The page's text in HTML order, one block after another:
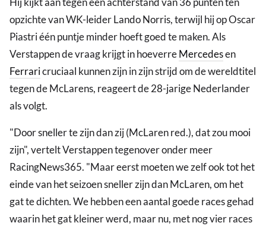
opzichte van WK-leider Lando Norris, terwijl hij op Oscar
Piastri één puntje minder hoeft goed te maken. Als
Verstappen de vraag krijgt in hoeverreMercedesen
Ferraricruciaal kunnen zijn in zijn strijd om de wereldtitel
tegen de McLarens, reageert de 28-jarige Nederlander
als volgt.
"Door sneller te zijn dan zij (McLaren red.), dat zou mooi
zijn", vertelt Verstappen tegenover onder meer
RacingNews365. "Maar eerst moeten we zelf ook tot het
einde van het seizoen sneller zijn dan McLaren, om het
gat te dichten. We hebben een aantal goede races gehad
waarin het gat kleiner werd, maar nu, met nog vier races